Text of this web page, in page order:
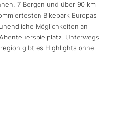
7 Bergen und über 90 km
Bikepark Europas
Möglichkeiten an
Unterwegs
gibt es Highlights ohne